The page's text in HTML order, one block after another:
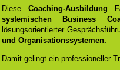
Diese Coaching-Ausbildung
systemischen Business
lösungsorientierter
und Organisationssystemen.
Damit gelingt ein professioneller